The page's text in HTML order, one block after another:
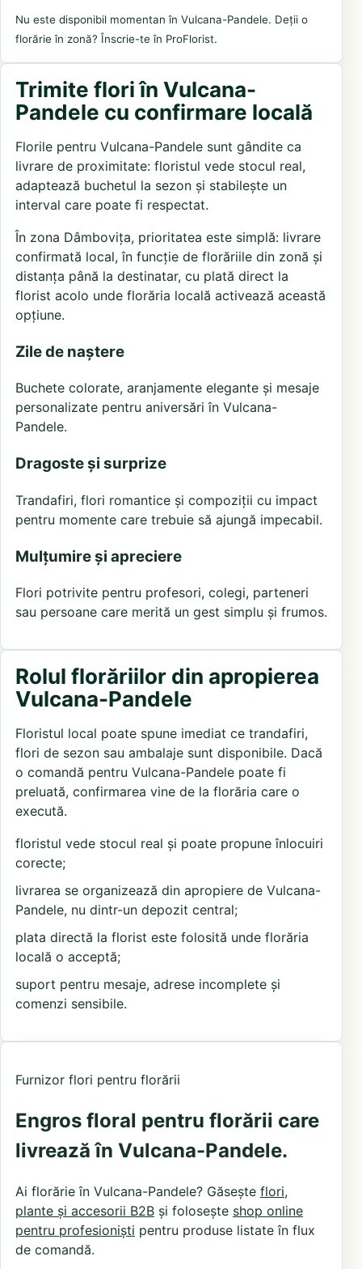
Nu este disponibil momentan în Vulcana-Pandele. Deții o
florărie în zonă? Înscrie-te în ProFlorist.
Trimite flori în Vulcana-
Pandele cu confirmare locală
Florile pentru Vulcana-Pandele sunt gândite ca
livrare de proximitate: floristul vede stocul real,
adaptează buchetul la sezon și stabilește un
interval care poate fi respectat.
În zona Dâmbovița, prioritatea este simplă: livrare
confirmată local, în funcție de florăriile din zonă și
distanța până la destinatar, cu plată direct la
florist acolo unde florăria locală activează această
opțiune.
Zile de naștere
Buchete colorate, aranjamente elegante și mesaje
personalizate pentru aniversări în Vulcana-
Pandele.
Dragoste și surprize
Trandafiri, flori romantice și compoziții cu impact
pentru momente care trebuie să ajungă impecabil.
Mulțumire și apreciere
Flori potrivite pentru profesori, colegi, parteneri
sau persoane care merită un gest simplu și frumos.
Rolul florăriilor din apropierea
Vulcana-Pandele
Floristul local poate spune imediat ce trandafiri,
flori de sezon sau ambalaje sunt disponibile. Dacă
o comandă pentru Vulcana-Pandele poate fi
preluată, confirmarea vine de la florăria care o
execută.
floristul vede stocul real și poate propune înlocuiri
corecte;
livrarea se organizează din apropiere de Vulcana-
Pandele, nu dintr-un depozit central;
plata directă la florist este folosită unde florăria
locală o acceptă;
suport pentru mesaje, adrese incomplete și
comenzi sensibile.
Furnizor flori pentru florării
Engros floral pentru florării care
livrează în Vulcana-Pandele.
Ai florărie în Vulcana-Pandele? Găsește flori,
plante și accesorii B2B și folosește shop online
pentru profesioniști pentru produse listate în flux
de comandă.